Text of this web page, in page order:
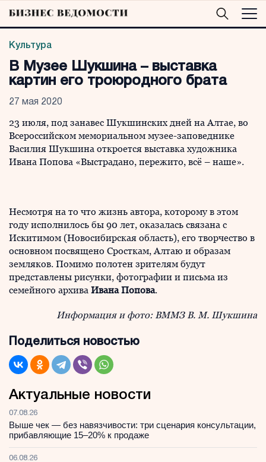
Культура
В Музее Шукшина – выставка
картин его троюродного брата
27 мая 2020
23 июля, под занавес Шукшинских дней на Алтае, во
Всероссийском мемориальном музее-заповеднике
Василия Шукшина откроется выставка художника
Ивана Попова «Выстрадано, пережито, всё – наше».
Несмотря на то что жизнь автора, которому в этом
году исполнилось бы 90 лет, оказалась связана с
Искитимом (Новосибирская область), его творчество в
основном посвящено Сросткам, Алтаю и образам
земляков. Помимо полотен зрителям будут
представлены рисунки, фотографии и письма из
семейного архива Ивана Попова.
Информация и фото: ВММЗ В. М. Шукшина
Поделиться новостью
Актуальные новости
07.08.26
Выше чек — без навязчивости: три сценария консультации,
прибавляющие 15–20% к продаже
06.08.26